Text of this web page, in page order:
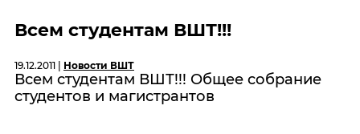
Всем студентам ВШТ!!!
19.12.2011 | Новости ВШТ
Всем студентам ВШТ!!! Общее собрание
студентов и магистрантов